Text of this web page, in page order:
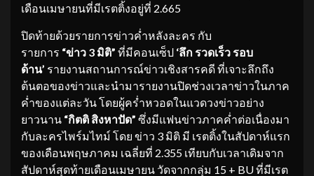
เดือนเมษายนที่มีเรตติ้งอยู่ที่ 2.665
ปิดท้ายด้วยรายการข่าวค่ำหลังละคร กับ
รายการ “ข่าว 3 มิติ” ที่มีคอนเซ็ป ‘ลึก รวดเร็ว รอบ
ด้าน’ รายงานสถานการณ์ข่าวเชิงสารคดี ที่เจาะลึกถึง
ต้นตอของข่าวและนำมารายงานปิดช่วงเวลาข่าวในภาค
ค่ำของแต่ละวัน โดยผู้คร่ำหวอดในแวดวงข่าวอย่าง
ยาวนาน “กิตติ สิงหาปัด” ซึ่งมีแฟนข่าวภาคค่ำต่อเนื่องมา
กับละครไพร์มไทม์ โดย ข่าว 3 มิติ มี เรตติ้งในสัปดาห์แรก
ของเดือนพฤษภาคม เฉลี่ยที่ 2.355 เทียบกับเวลาเดิมจาก
สัปดาห์สุดท้ายเดือนเมษายน วัดจากกลุ่ม 15 + BU ที่มีเรต